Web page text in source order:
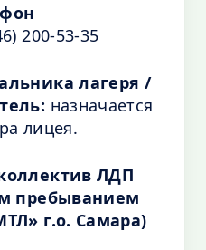
200-53-35
лагеря /
назначается
лицея.
ЛДП
пребыванием
г.о. Самара)